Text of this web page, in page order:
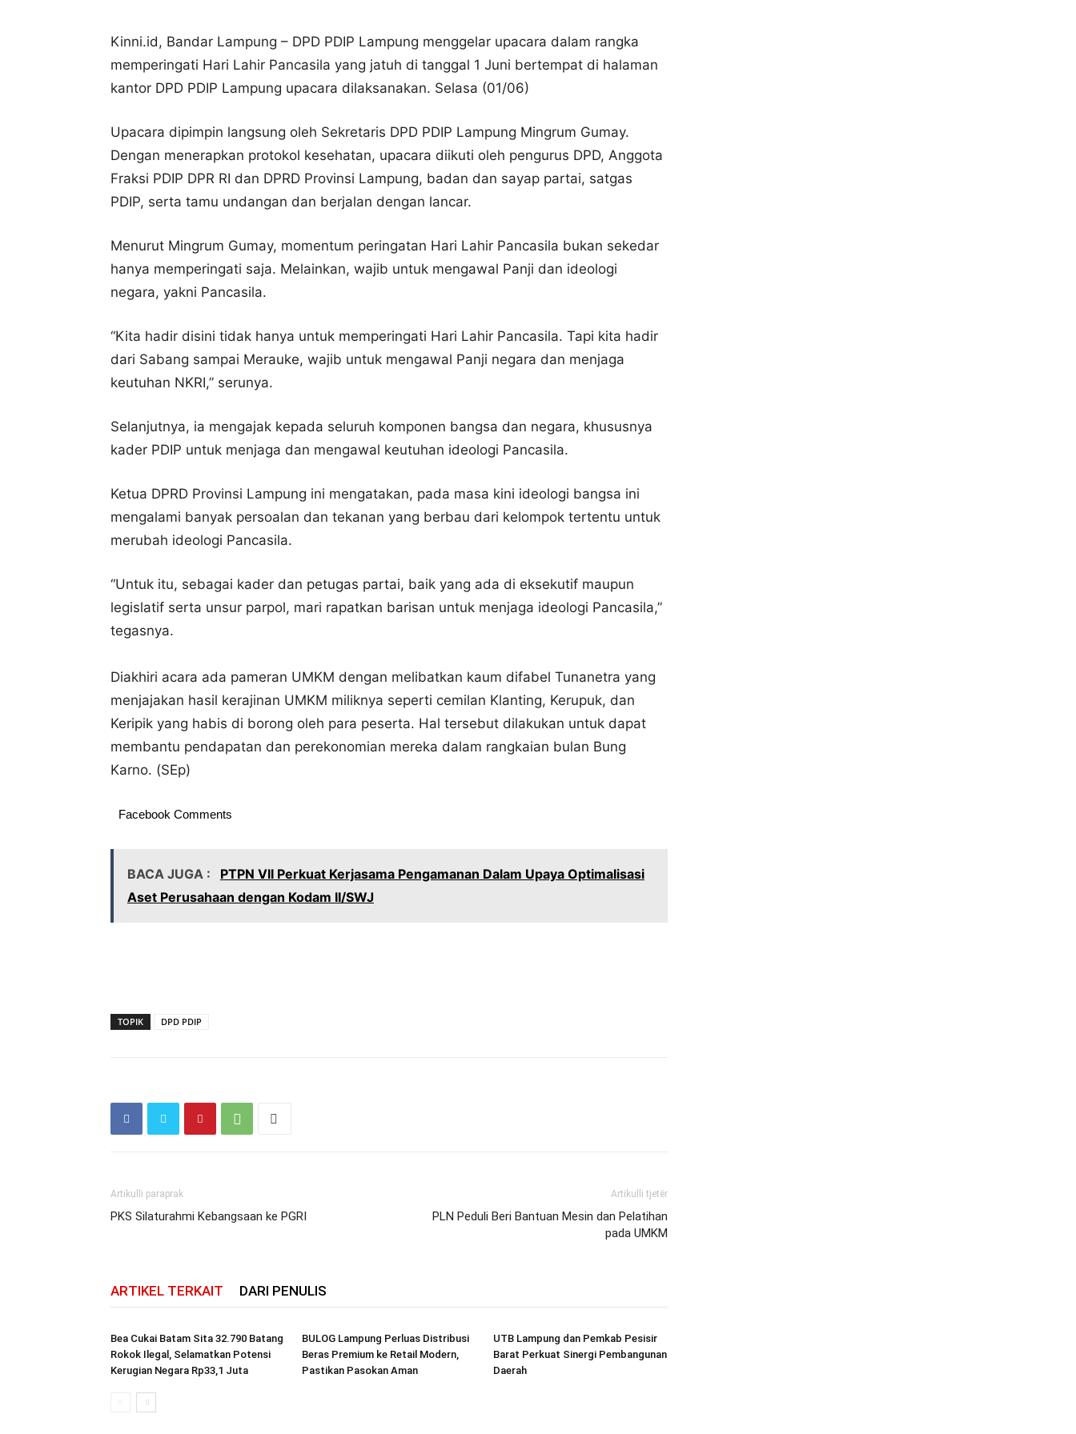
Kinni.id, Bandar Lampung – DPD PDIP Lampung menggelar upacara dalam rangka
memperingati Hari Lahir Pancasila yang jatuh di tanggal 1 Juni bertempat di halaman
kantor DPD PDIP Lampung upacara dilaksanakan. Selasa (01/06)
Upacara dipimpin langsung oleh Sekretaris DPD PDIP Lampung Mingrum Gumay.
Dengan menerapkan protokol kesehatan, upacara diikuti oleh pengurus DPD, Anggota
Fraksi PDIP DPR RI dan DPRD Provinsi Lampung, badan dan sayap partai, satgas
PDIP, serta tamu undangan dan berjalan dengan lancar.
Menurut Mingrum Gumay, momentum peringatan Hari Lahir Pancasila bukan sekedar
hanya memperingati saja. Melainkan, wajib untuk mengawal Panji dan ideologi
negara, yakni Pancasila.
“Kita hadir disini tidak hanya untuk memperingati Hari Lahir Pancasila. Tapi kita hadir
dari Sabang sampai Merauke, wajib untuk mengawal Panji negara dan menjaga
keutuhan NKRI,” serunya.
Selanjutnya, ia mengajak kepada seluruh komponen bangsa dan negara, khususnya
kader PDIP untuk menjaga dan mengawal keutuhan ideologi Pancasila.
Ketua DPRD Provinsi Lampung ini mengatakan, pada masa kini ideologi bangsa ini
mengalami banyak persoalan dan tekanan yang berbau dari kelompok tertentu untuk
merubah ideologi Pancasila.
“Untuk itu, sebagai kader dan petugas partai, baik yang ada di eksekutif maupun
legislatif serta unsur parpol, mari rapatkan barisan untuk menjaga ideologi Pancasila,”
tegasnya.
Diakhiri acara ada pameran UMKM dengan melibatkan kaum difabel Tunanetra yang
menjajakan hasil kerajinan UMKM miliknya seperti cemilan Klanting, Kerupuk, dan
Keripik yang habis di borong oleh para peserta. Hal tersebut dilakukan untuk dapat
membantu pendapatan dan perekonomian mereka dalam rangkaian bulan Bung
Karno. (SEp)
Facebook Comments
BACA JUGA :
PTPN VII Perkuat Kerjasama Pengamanan Dalam Upaya Optimalisasi
Aset Perusahaan dengan Kodam II/SWJ
TOPIK DPD PDIP
Artikulli paraprak
PKS Silaturahmi Kebangsaan ke PGRI
Artikulli tjetër
PLN Peduli Beri Bantuan Mesin dan Pelatihan
pada UMKM
ARTIKEL TERKAIT DARI PENULIS
Bea Cukai Batam Sita 32.790 Batang
Rokok Ilegal, Selamatkan Potensi
Kerugian Negara Rp33,1 Juta
BULOG Lampung Perluas Distribusi
Beras Premium ke Retail Modern,
Pastikan Pasokan Aman
UTB Lampung dan Pemkab Pesisir
Barat Perkuat Sinergi Pembangunan
Daerah